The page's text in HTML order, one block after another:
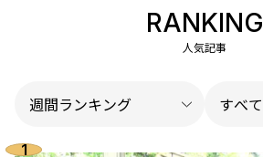
RANKING
人気記事